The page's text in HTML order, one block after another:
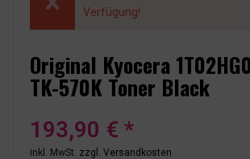
Verfügung!
Original Kyocera
TK-570K Toner Black
193,90 € *
inkl. MwSt. zzgl. Versandkosten